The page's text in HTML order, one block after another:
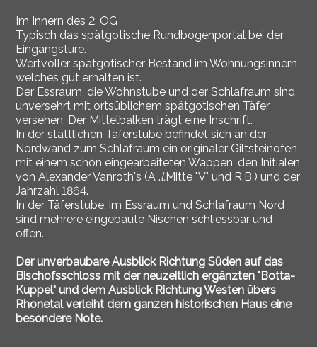
Im Innern des 2. OG
Typisch das spätgotische Rundbogenportal bei der
Eingangstüre.
Wertvoller spätgotischer Bestand im Wohnungsinnern
welches gut erhalten ist.
Der Essraum, die Wohnstube und der Schlafraum sind
unversehrt mit ortsüblichem spätgotischen Täfer
versehen. Der Mittelbalken trägt eine Inschrift.
In der stattlichen Täferstube befindet sich an der
Nordwand zum Schlafraum ein originaler Giltsteinofen
mit einem schön eingearbeiteten Wappen, den Initialen
von Alexander Vanroth's (A .l.Mitte "V" und R.B.) und der
Jahrzahl 1864.
In der Täferstube, im Essraum und Schlafraum Nord
sind mehrere eingebaute Nischen schliessbar und
offen.
Der unverbaubare Ausblick Richtung Süden auf das
Bischofsschloss mit der neuzeitlich ergänzten "Botta-
Kuppel" und dem Ausblick Richtung Westen übers
Rhonetal verleiht dem ganzen historischen Haus eine
besondere Note.